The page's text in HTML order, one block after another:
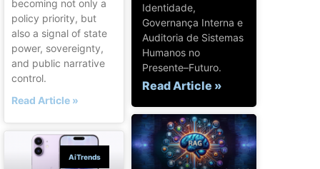
becoming not only a
policy priority, but
also a signal of state
power, sovereignty,
and public narrative
control.
Read Article »
AiTrends
Identidade,
Governança Interna e
Auditoria de Sistemas
Humanos no
Presente–Futuro.
Read Article »